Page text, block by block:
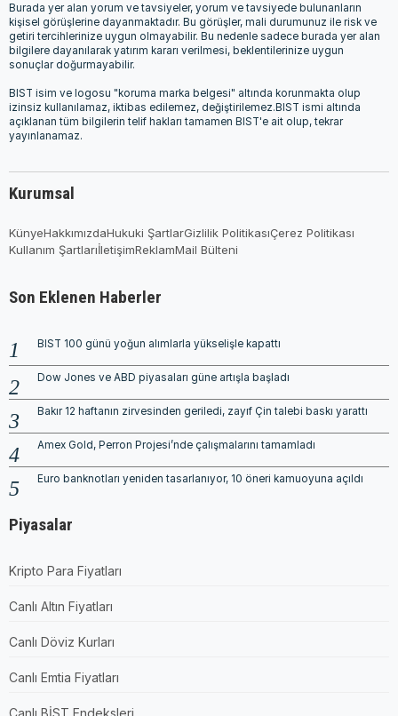
Burada yer alan yorum ve tavsiyeler, yorum ve tavsiyede bulunanların
kişisel görüşlerine dayanmaktadır. Bu görüşler, mali durumunuz ile risk ve
getiri tercihlerinize uygun olmayabilir. Bu nedenle sadece burada yer alan
bilgilere dayanılarak yatırım kararı verilmesi, beklentilerinize uygun
sonuçlar doğurmayabilir.
BIST isim ve logosu "koruma marka belgesi" altında korunmakta olup
izinsiz kullanılamaz, iktibas edilemez, değiştirilemez.BIST ismi altında
açıklanan tüm bilgilerin telif hakları tamamen BIST'e ait olup, tekrar
yayınlanamaz.
Kurumsal
KünyeHakkımızdaHukuki ŞartlarGizlilik PolitikasıÇerez Politikası
Kullanım ŞartlarıİletişimReklamMail Bülteni
Son Eklenen Haberler
BIST 100 günü yoğun alımlarla yükselişle kapattı
Dow Jones ve ABD piyasaları güne artışla başladı
Bakır 12 haftanın zirvesinden geriledi, zayıf Çin talebi baskı yarattı
Amex Gold, Perron Projesi’nde çalışmalarını tamamladı
Euro banknotları yeniden tasarlanıyor, 10 öneri kamuoyuna açıldı
Piyasalar
Kripto Para Fiyatları
Canlı Altın Fiyatları
Canlı Döviz Kurları
Canlı Emtia Fiyatları
Canlı BİST Endeksleri